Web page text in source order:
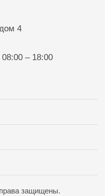
4
– 18:00
защищены.